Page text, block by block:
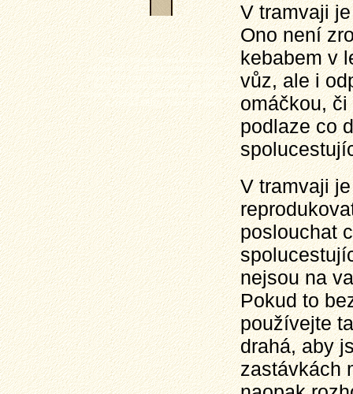
Plzeňské tramvaje - aktuální události a
zajímavosti z plzeňského tramvajové provozu,
popisy typů vozů a zejména mnoho aktuálních
fotografií plzeňských tramvají (nechybí ani
výluky, vykolejení či povodně a další zajímavotsi
z plzeňské MHD). Tramvaj - Plzeň.
V tramvaji
Ono není
kebabem v
vůz, ale i
omáčkou,
podlaze co
V tramvaji
poslouchat
nejsou na
Pokud to
používejte
drahá, aby
zastávkách